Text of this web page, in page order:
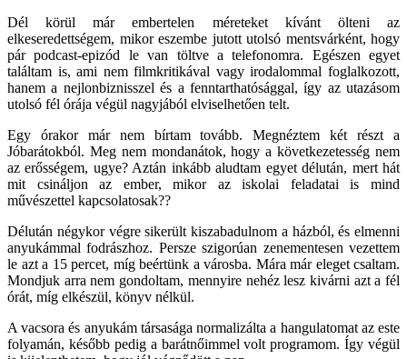
Dél körül már embertelen méreteket kívánt ölteni az
elkeseredettségem, mikor eszembe jutott utolsó mentsvárként, hogy
pár podcast-epizód le van töltve a telefonomra. Egészen egyet
találtam is, ami nem filmkritikával vagy irodalommal foglalkozott,
hanem a nejlonbiznisszel és a fenntarthatósággal, így az utazásom
utolsó fél órája végül nagyjából elviselhetően telt.
Egy órakor már nem bírtam tovább. Megnéztem két részt a
Jóbarátokból. Meg nem mondanátok, hogy a következetesség nem
az erősségem, ugye? Aztán inkább aludtam egyet délután, mert hát
mit csináljon az ember, mikor az iskolai feladatai is mind
művészettel kapcsolatosak??
Délután négykor végre sikerült kiszabadulnom a házból, és elmenni
anyukámmal fodrászhoz. Persze szigorúan zenementesen vezettem
le azt a 15 percet, míg beértünk a városba. Mára már eleget csaltam.
Mondjuk arra nem gondoltam, mennyire nehéz lesz kivárni azt a fél
órát, míg elkészül, könyv nélkül.
A vacsora és anyukám társasága normalizálta a hangulatomat az este
folyamán, később pedig a barátnőimmel volt programom. Így végül